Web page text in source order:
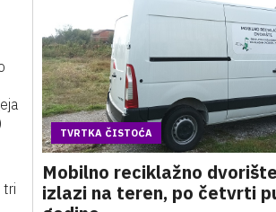
tri
TVRTKA ČISTOĆA
Mobilno reciklažno
izlazi na teren, po četvrti